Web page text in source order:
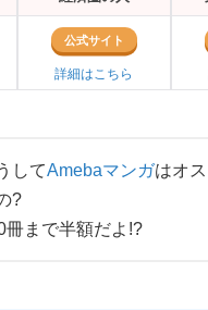
公式サイト
詳細はこちら
してAmebaマンガはオ
?
冊まで半額だよ!?